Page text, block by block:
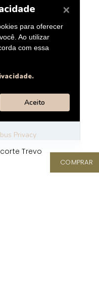
Trevo
COMPRAR